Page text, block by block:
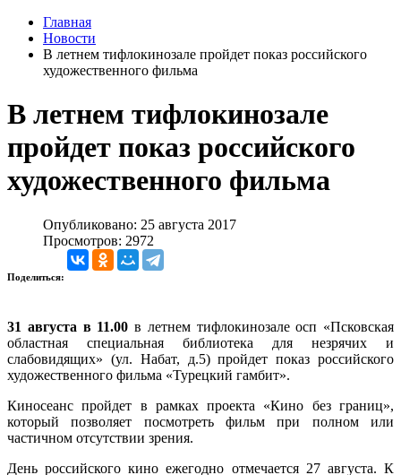
Главная
Новости
В летнем тифлокинозале пройдет показ российского
художественного фильма
В летнем тифлокинозале
пройдет показ российского
художественного фильма
Опубликовано: 25 августа 2017
Просмотров: 2972
Поделиться:
31 августа в 11.00 в летнем тифлокинозале осп «Псковская
областная специальная библиотека для незрячих и
слабовидящих» (ул. Набат, д.5) пройдет показ российского
художественного фильма «Турецкий гамбит».
Киносеанс пройдет в рамках проекта «Кино без границ»,
который позволяет посмотреть фильм при полном или
частичном отсутствии зрения.
День российского кино ежегодно отмечается 27 августа. К